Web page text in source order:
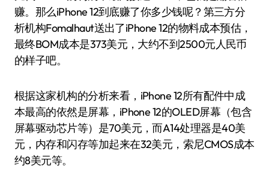
赚。那么iPhone 12到底赚了你多少钱呢？第三方分
析机构Fomalhaut送出了iPhone 12的物料成本预估，
最终BOM成本是373美元，大约不到2500元人民币
的样子吧。
根据这家机构的分析来看，iPhone 12所有配件中成
本最高的依然是屏幕，iPhone 12的OLED屏幕（包含
屏幕驱动芯片等）是70美元，而A14处理器是40美
元，内存和闪存等加起来在32美元，索尼CMOS成本
约8美元等。